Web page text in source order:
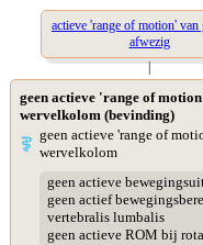
actieve 'range of motion'
afwezig
|
geen actieve 'range of
wervelkolom (bevinding)
geen actieve 'range of
wervelkolom
geen actieve
geen actief
vertebralis lumbalis
geen actieve ROM bij